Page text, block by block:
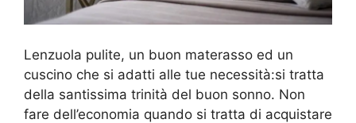
Lenzuola pulite, un buon materasso ed un
cuscino che si adatti alle tue necessità:si tratta
della santissima trinità del buon sonno. Non
fare dell’economia quando si tratta di acquistare